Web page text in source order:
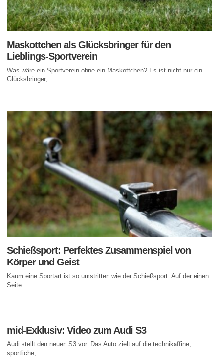
Maskottchen als Glücksbringer für den
Lieblings-Sportverein
Was wäre ein Sportverein ohne ein Maskottchen? Es ist nicht nur ein
Glücksbringer,...
Schießsport: Perfektes Zusammenspiel von
Körper und Geist
Kaum eine Sportart ist so umstritten wie der Schießsport. Auf der einen
Seite...
mid-Exklusiv: Video zum Audi S3
Audi stellt den neuen S3 vor. Das Auto zielt auf die technikaffine,
sportliche,...